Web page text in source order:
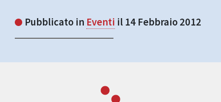
Pubblicato in Eventi il 14 Febbraio 2012